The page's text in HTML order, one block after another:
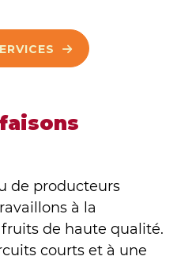
de producteurs
à la
de haute qualité.
courts et à une